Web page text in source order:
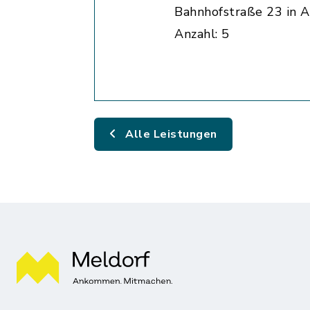
Bahnhofstraße 23 in
Anzahl: 5
Alle Leistungen